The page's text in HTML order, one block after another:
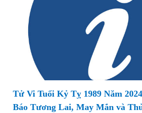
Tử Vi Tuổi Kỷ Tỵ 1989 Năm
Báo Tương Lai, May Mắn và